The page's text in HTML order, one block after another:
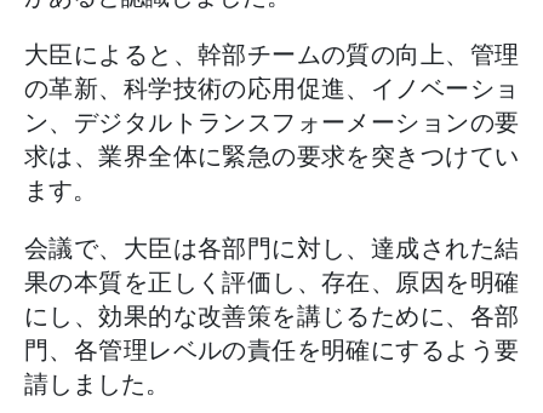
大臣によると、幹部チームの質の向上、管理
の革新、科学技術の応用促進、イノベーショ
ン、デジタルトランスフォーメーションの要
求は、業界全体に緊急の要求を突きつけてい
ます。
会議で、大臣は各部門に対し、達成された結
果の本質を正しく評価し、存在、原因を明確
にし、効果的な改善策を講じるために、各部
門、各管理レベルの責任を明確にするよう要
請しました。